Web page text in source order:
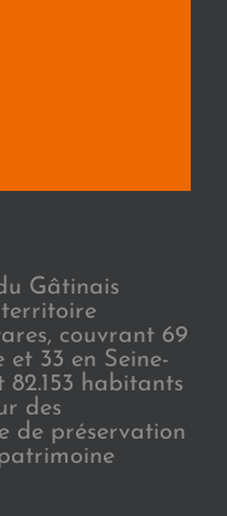
Gâtinais
couvrant 69
et 33 en Seine-
habitants
des
de préservation